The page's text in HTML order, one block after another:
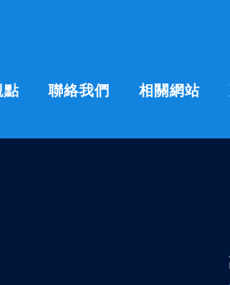
點 聯絡我們 相關網站